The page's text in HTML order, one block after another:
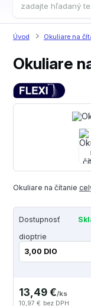
Úvod Okuliare na
Okuliare
Okuliare na čítanie
Dostupnosť
dioptrie
13,49 €/ks
10,97 € bez DPH